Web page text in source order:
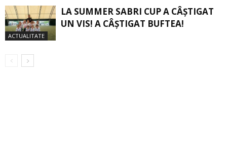
ACTUALITATE
LA SUMMER SABRI CUP A CÂȘTIGAT
UN VIS! A CÂȘTIGAT BUFTEA!